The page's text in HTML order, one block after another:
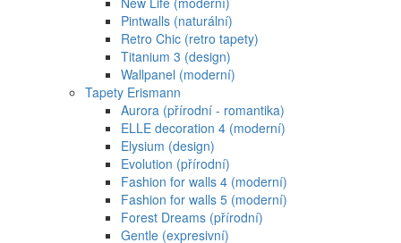
Pintwalls (naturální)
Retro Chic (retro tapety)
Titanium 3 (design)
Wallpanel (moderní)
Tapety Erismann
Aurora (přírodní - romantika)
ELLE decoration 4 (moderní)
Elysium (design)
Evolution (přírodní)
Fashion for walls 4 (moderní)
Fashion for walls 5 (moderní)
Forest Dreams (přírodní)
Gentle (expresivní)